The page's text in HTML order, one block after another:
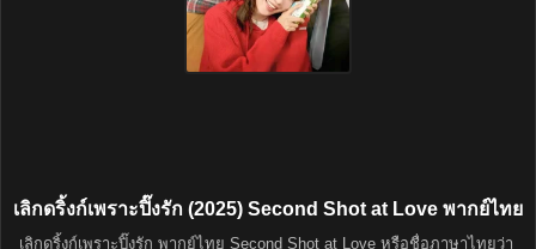
เลิกดริ้งก์เพราะปิ๊งรัก (2025) Second Shot at Love พากย์ไทย
เลิกดริ้งก์เพราะปิ๊งรัก พากย์ไทย Second Shot at Love หรือชื่อภาษาไทยว่า